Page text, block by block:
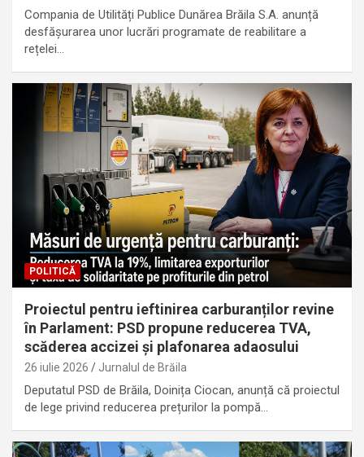
Compania de Utilități Publice Dunărea Brăila S.A. anunță
desfășurarea unor lucrări programate de reabilitare a
rețelei…
POLITICĂ
Proiectul pentru ieftinirea carburanților revine
în Parlament: PSD propune reducerea TVA,
scăderea accizei și plafonarea adaosului
26 iulie 2026 Jurnalul de Brăila
Deputatul PSD de Brăila, Doinița Ciocan, anunță că proiectul
de lege privind reducerea prețurilor la pompă…